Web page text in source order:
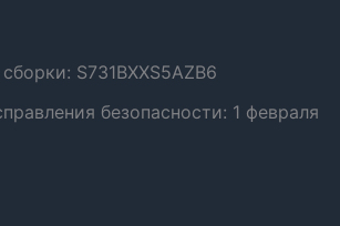
S731BXXS5AZB6
безопасности: 1 февраля